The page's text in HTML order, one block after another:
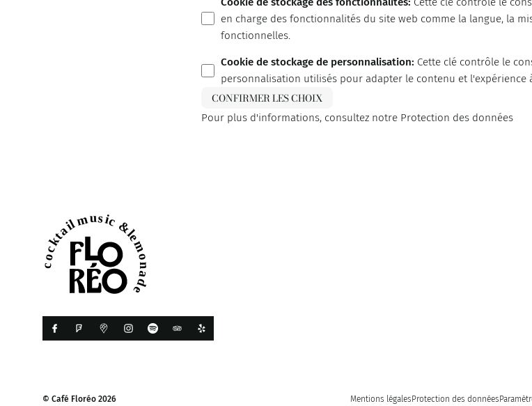
en charge des fonctionnalités du site web comme la langue, la
fonctionnelles.
Cookie de stockage de personnalisation: Cette clé contrôle le
personnalisation utilisés pour adapter le contenu et l'expérience
CONFIRMER LES CHOIX
Pour plus d'informations, consultez notre Protection des données
© Café Floréo 2026 Mentions légalesProtection des données